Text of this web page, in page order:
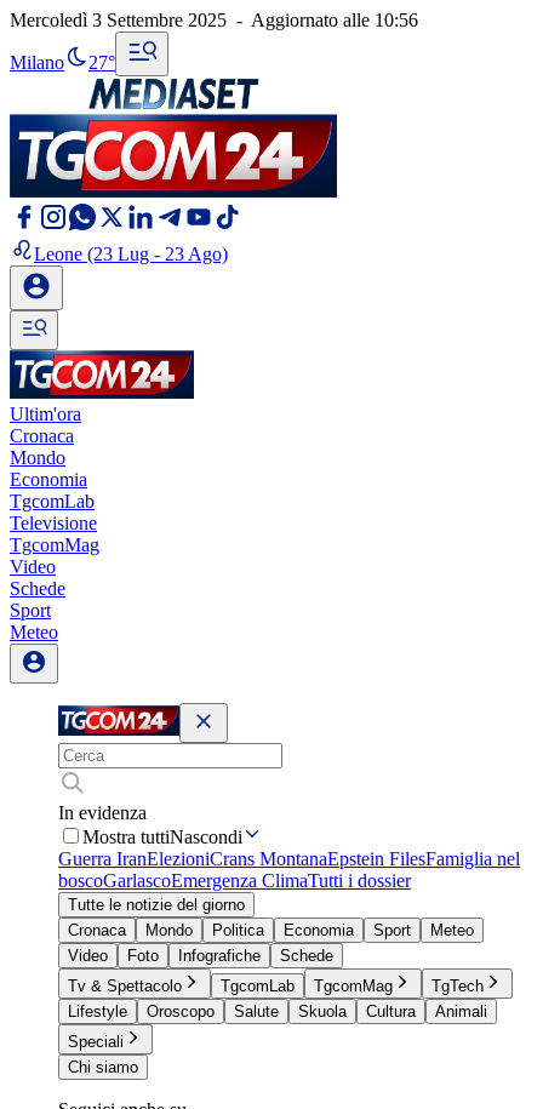
Mercoledì 3 Settembre 2025 - Aggiornato alle 10:56
Milano 27°
Leone (23 Lug - 23 Ago)
Ultim'ora
Cronaca
Mondo
Economia
TgcomLab
Televisione
TgcomMag
Video
Schede
Sport
Meteo
In evidenza
Mostra tuttiNascondi
Guerra IranElezioniCrans MontanaEpstein FilesFamiglia nel
boscoGarlascoEmergenza ClimaTutti i dossier
Tutte le notizie del giorno
Cronaca
Mondo Politica Economia Sport
Meteo
Video
Foto Infografiche
Schede
Tv & Spettacolo
TgcomLab TgcomMag
TgTech
Lifestyle
Oroscopo Salute Skuola Cultura
Animali
Speciali
Chi siamo